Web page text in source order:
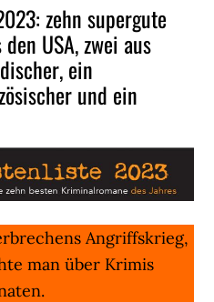
zehn supergute
USA, zwei aus
ein
und ein
Angriffskrieg,
man über Krimis